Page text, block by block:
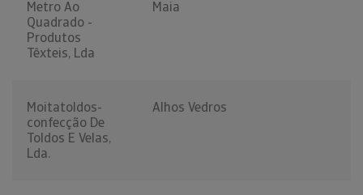
Metro Ao
Quadrado -
Produtos
Têxteis, Lda
Maia
Moitatoldos-
confecção De
Toldos E Velas,
Lda.
Alhos Vedros